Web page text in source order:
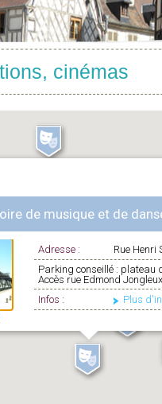
cinémas
de musique et de
Adresse :
Rue Henri
Parking conseillé : plateau
Accès rue Edmond Jongleux
Infos :
Plus